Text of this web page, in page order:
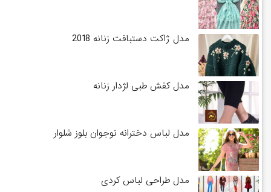
مدل ژاکت دستبافت زنانه 2018
مدل کفش طبی لژدار زنانه
مدل لباس دخترانه نوجوان بلوز شلوار
مدل طراحی لباس کردی